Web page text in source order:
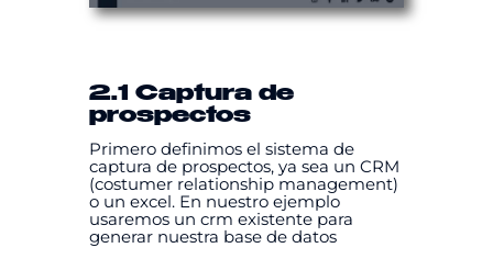
2.1 Captura de
prospectos
Primero definimos el sistema de
captura de prospectos, ya sea un CRM
(costumer relationship management)
o un excel. En nuestro ejemplo
usaremos un crm existente para
generar nuestra base de datos